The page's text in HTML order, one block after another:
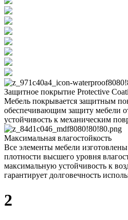
Защитное покрытие Protective
Мебель покрывается защитным
обеспечивающим защиту мебели
устойчивость к механическим
Максимальная влагостойкость
Все элементы мебели
плотности высшего уровня
максимальную устойчивость к
гарантирует долговечность
2